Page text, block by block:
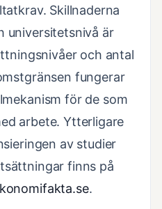
Skillnaderna
universitetsnivå är
och antal
fungerar
för de som
arbete. Ytterligare
av studier
finns på
.